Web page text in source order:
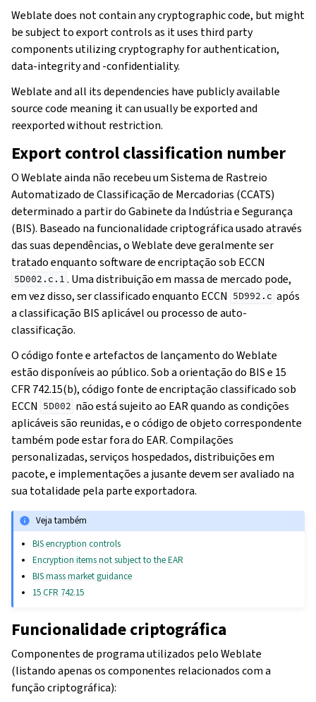
Weblate does not contain any cryptographic code, but might
be subject to export controls as it uses third party
components utilizing cryptography for authentication,
data-integrity and -confidentiality.
Weblate and all its dependencies have publicly available
source code meaning it can usually be exported and
reexported without restriction.
Export control classification number
O Weblate ainda não recebeu um Sistema de Rastreio
Automatizado de Classificação de Mercadorias (CCATS)
determinado a partir do Gabinete da Indústria e Segurança
(BIS). Baseado na funcionalidade criptográfica usado através
das suas dependências, o Weblate deve geralmente ser
tratado enquanto software de encriptação sob ECCN
5D002.c.1 . Uma distribuição em massa de mercado pode,
em vez disso, ser classificado enquanto ECCN 5D992.c após
a classificação BIS aplicável ou processo de auto-
classificação.
O código fonte e artefactos de lançamento do Weblate
estão disponíveis ao público. Sob a orientação do BIS e 15
CFR 742.15(b), código fonte de encriptação classificado sob
ECCN 5D002 não está sujeito ao EAR quando as condições
aplicáveis são reunidas, e o código de objeto correspondente
também pode estar fora do EAR. Compilações
personalizadas, serviços hospedados, distribuições em
pacote, e implementações a jusante devem ser avaliado na
sua totalidade pela parte exportadora.
Veja também
BIS encryption controls
Encryption items not subject to the EAR
BIS mass market guidance
15 CFR 742.15
Funcionalidade criptográfica
Componentes de programa utilizados pelo Weblate
(listando apenas os componentes relacionados com a
função criptográfica):